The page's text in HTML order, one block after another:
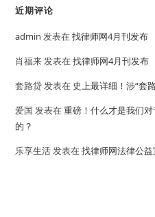
近期评论
admin 发表在找律师网4月刊发布
肖福来发表在找律师网4月刊发布
套路贷发表在 史上最详细！涉“套
爱国 发表在重磅！什么才是我们
的？
乐享生活发表在找律师网法律公